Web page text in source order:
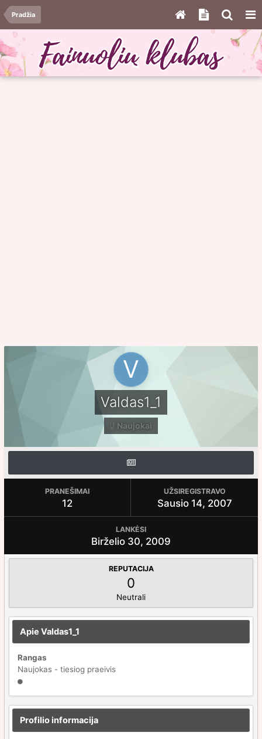
Pradžia
Valdas1_1
Naujokai
PRANEŠIMAI
12
UŽSIREGISTRAVO
Sausio 14, 2007
LANKĖSI
Birželio 30, 2009
REPUTACIJA
0
Neutrali
Apie Valdas1_1
Rangas
Naujokas - tiesiog praeivis
Profilio informacija